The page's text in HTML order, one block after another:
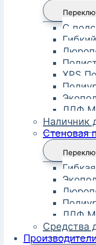
С
Гибкий
XPS
ЛДФ
Наличник
Стеновая
ЛДФ
Средства